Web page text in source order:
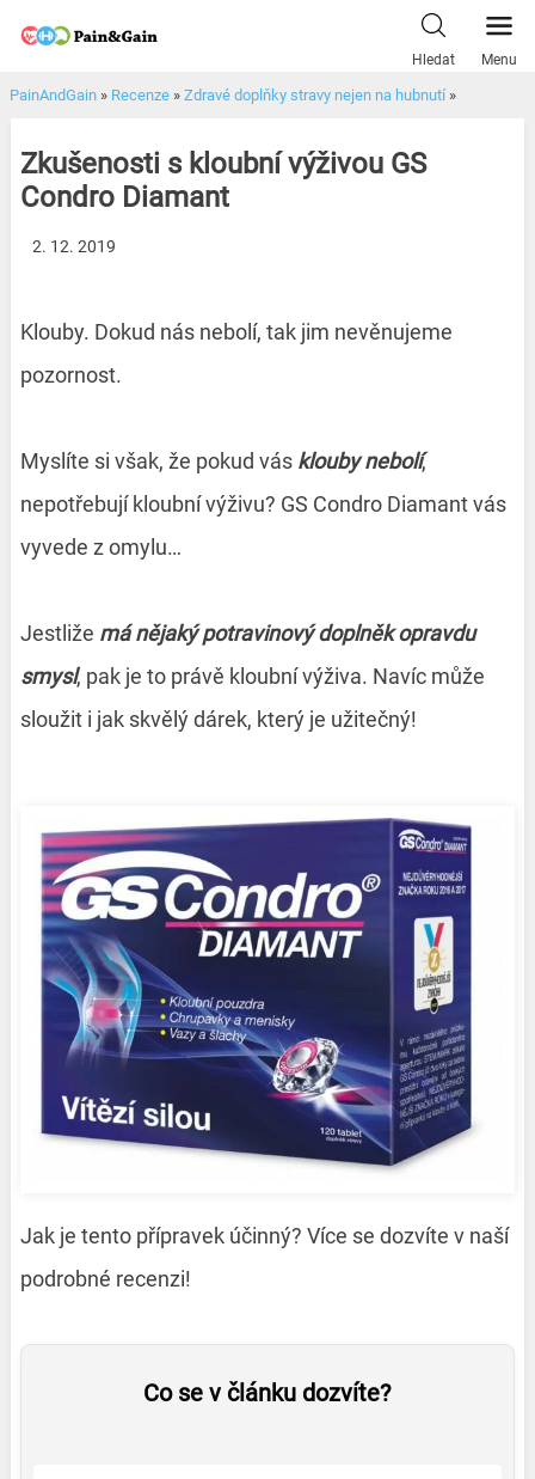
Hledat Menu
PainAndGain » Recenze » Zdravé doplňky stravy nejen na hubnutí»
Zkušenosti s kloubní výživou GS
Condro Diamant
2. 12. 2019
Klouby. Dokud nás nebolí, tak jim nevěnujeme
pozornost.
Myslíte si však, že pokud vás klouby nebolí,
nepotřebují kloubní výživu? GS Condro Diamant vás
vyvede z omylu…
Jestliže má nějaký potravinový doplněk opravdu
smysl, pak je to právě kloubní výživa. Navíc může
sloužit i jak skvělý dárek, který je užitečný!
Jak je tento přípravek účinný? Více se dozvíte v naší
podrobné recenzi!
Co se v článku dozvíte?